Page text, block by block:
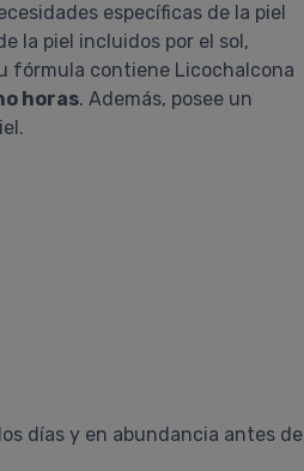
específicas de la piel
la piel incluidos por el sol,
fórmula contiene Licochalcona
horas. Además, posee un
días y en abundancia antes de